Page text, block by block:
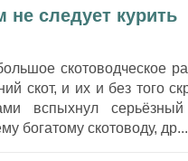
следует курить
скотоводческое
скот, и их и без того
вспыхнул
богатому скотоводу, др...